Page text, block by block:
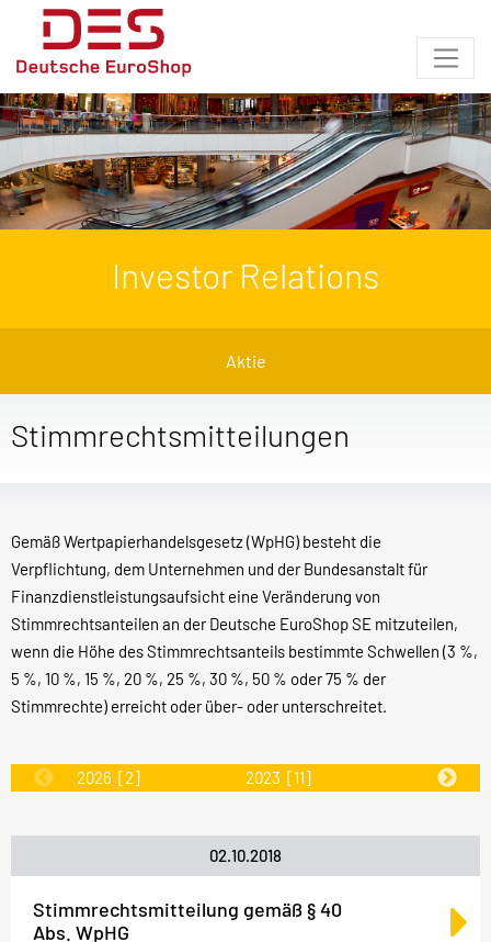
Investor Relations
Aktie
Stimmrechtsmitteilungen
Gemäß Wertpapierhandelsgesetz (WpHG) besteht die
Verpflichtung, dem Unternehmen und der Bundesanstalt für
Finanzdienstleistungsaufsicht eine Veränderung von
Stimmrechtsanteilen an der Deutsche EuroShop SE mitzuteilen,
wenn die Höhe des Stimmrechtsanteils bestimmte Schwellen (3 %,
5 %, 10 %, 15 %, 20 %, 25 %, 30 %, 50 % oder 75 % der
Stimmrechte) erreicht oder über- oder unterschreitet.
2026 [2] 2023 [11] 2022[31]
02.10.2018
Stimmrechtsmitteilung gemäß § 40
Abs. WpHG